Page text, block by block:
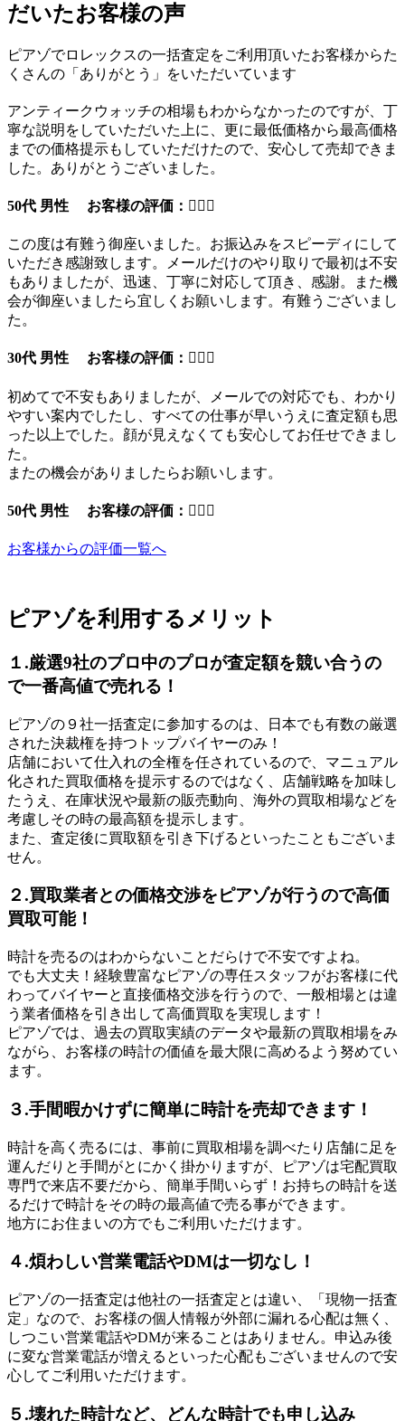
だいたお客様の声
ピアゾでロレックスの一括査定をご利用頂いたお客様からた
くさんの「ありがとう」をいただいています
アンティークウォッチの相場もわからなかったのですが、丁
寧な説明をしていただいた上に、更に最低価格から最高価格
までの価格提示もしていただけたので、安心して売却できま
した。ありがとうございました。
50代 男性 お客様の評価：
この度は有難う御座いました。お振込みをスピーディにして
いただき感謝致します。メールだけのやり取りで最初は不安
もありましたが、迅速、丁寧に対応して頂き、感謝。また機
会が御座いましたら宜しくお願いします。有難うございまし
た。
30代 男性 お客様の評価：
初めてで不安もありましたが、メールでの対応でも、わかり
やすい案内でしたし、すべての仕事が早いうえに査定額も思
った以上でした。顔が見えなくても安心してお任せできまし
た。
またの機会がありましたらお願いします。
50代 男性 お客様の評価：
お客様からの評価一覧へ
ピアゾを利用するメリット
１.厳選9社のプロ中のプロが査定額を競い合うの
で一番高値で売れる！
ピアゾの９社一括査定に参加するのは、日本でも有数の厳選
された決裁権を持つトップバイヤーのみ！
店舗において仕入れの全権を任されているので、マニュアル
化された買取価格を提示するのではなく、店舗戦略を加味し
たうえ、在庫状況や最新の販売動向、海外の買取相場などを
考慮しその時の最高額を提示します。
また、査定後に買取額を引き下げるといったこともございま
せん。
２.買取業者との価格交渉をピアゾが行うので高価
買取可能！
時計を売るのはわからないことだらけで不安ですよね。
でも大丈夫！経験豊富なピアゾの専任スタッフがお客様に代
わってバイヤーと直接価格交渉を行うので、一般相場とは違
う業者価格を引き出して高価買取を実現します！
ピアゾでは、過去の買取実績のデータや最新の買取相場をみ
ながら、お客様の時計の価値を最大限に高めるよう努めてい
ます。
３.手間暇かけずに簡単に時計を売却できます！
時計を高く売るには、事前に買取相場を調べたり店舗に足を
運んだりと手間がとにかく掛かりますが、ピアゾは宅配買取
専門で来店不要だから、簡単手間いらず！お持ちの時計を送
るだけで時計をその時の最高値で売る事ができます。
地方にお住まいの方でもご利用いただけます。
４.煩わしい営業電話やDMは一切なし！
ピアゾの一括査定は他社の一括査定とは違い、「現物一括査
定」なので、お客様の個人情報が外部に漏れる心配は無く、
しつこい営業電話やDMが来ることはありません。申込み後
に変な営業電話が増えるといった心配もございませんので安
心してご利用いただけます。
５.壊れた時計など、どんな時計でも申し込み